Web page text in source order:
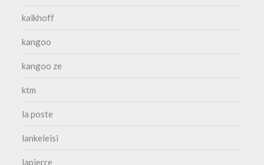
kalkhoff
kangoo
kangoo ze
ktm
la poste
lankeleisi
lapierre